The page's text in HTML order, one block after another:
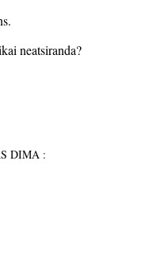
neatsiranda?
DIMA :